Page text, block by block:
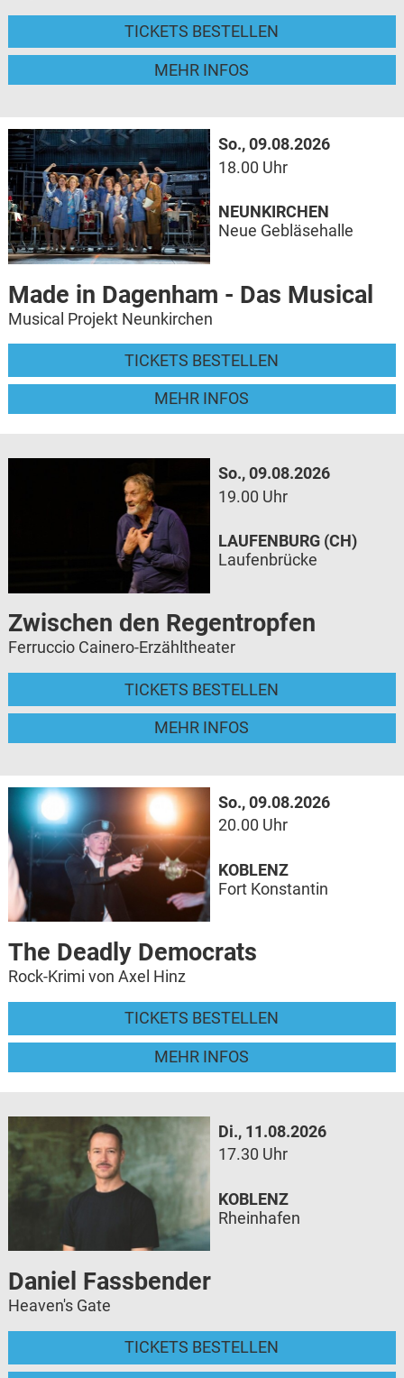
TICKETS BESTELLEN
MEHR INFOS
So., 09.08.2026
18.00 Uhr
Made in Dagenham - Das Musical
Musical Projekt Neunkirchen
TICKETS BESTELLEN
MEHR INFOS
NEUNKIRCHEN
Neue Gebläsehalle
So., 09.08.2026
19.00 Uhr
Zwischen den Regentropfen
Ferruccio Cainero-Erzähltheater
TICKETS BESTELLEN
MEHR INFOS
LAUFENBURG (CH)
Laufenbrücke
So., 09.08.2026
20.00 Uhr
The Deadly Democrats
Rock-Krimi von Axel Hinz
TICKETS BESTELLEN
MEHR INFOS
KOBLENZ
Fort Konstantin
Di., 11.08.2026
17.30 Uhr
Daniel Fassbender
Heaven's Gate
TICKETS BESTELLEN
KOBLENZ
Rheinhafen